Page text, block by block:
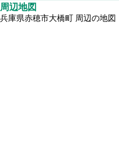
周辺地図
兵庫県赤穂市大橋町 周辺の地図